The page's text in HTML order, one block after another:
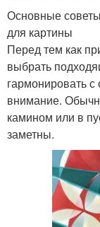
Основные
для картины
Перед тем как
выбрать
гармонировать
внимание.
камином или в
заметны.